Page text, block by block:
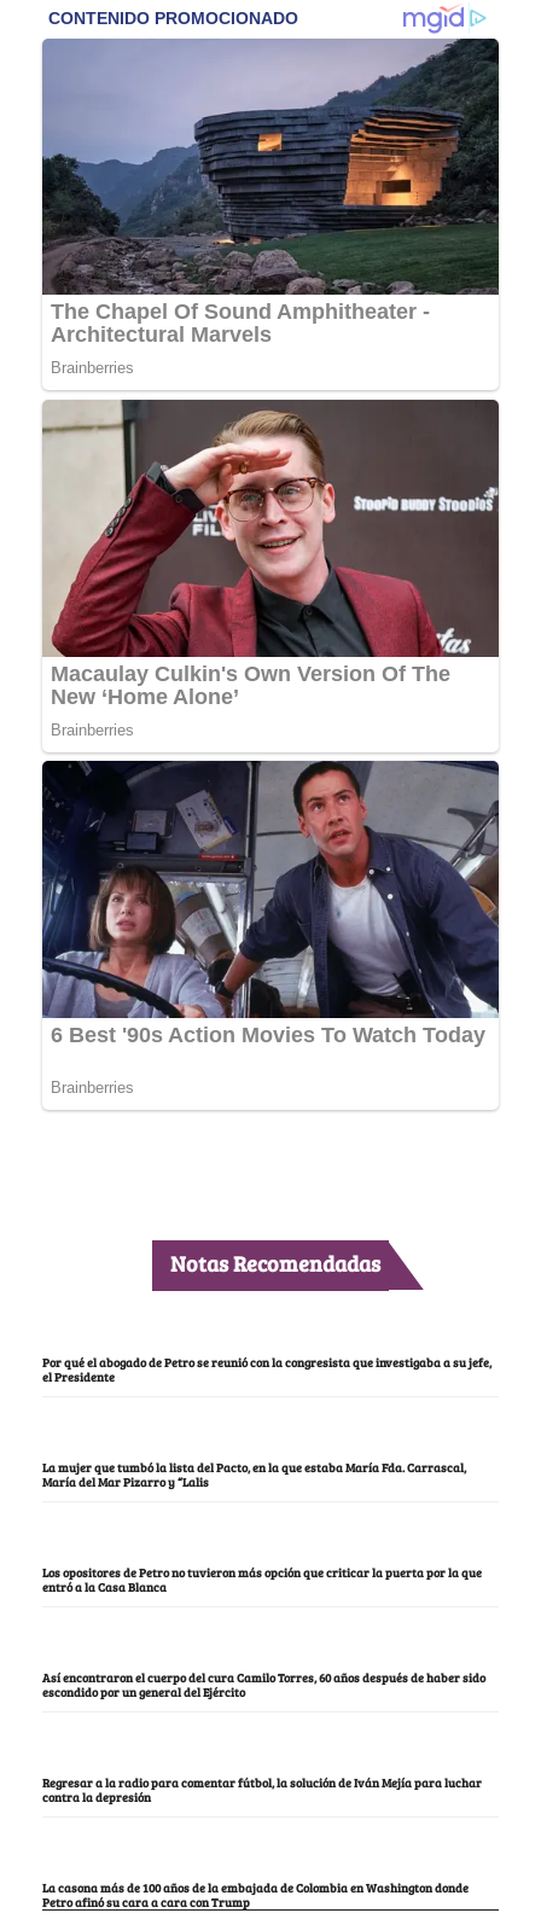
Notas Recomendadas
Por qué el abogado de Petro se reunió con la congresista que investigaba a su jefe,
el Presidente
La mujer que tumbó la lista del Pacto, en la que estaba María Fda. Carrascal,
María del Mar Pizarro y “Lalis
Los opositores de Petro no tuvieron más opción que criticar la puerta por la que
entró a la Casa Blanca
Así encontraron el cuerpo del cura Camilo Torres, 60 años después de haber sido
escondido por un general del Ejército
Regresar a la radio para comentar fútbol, la solución de Iván Mejía para luchar
contra la depresión
La casona más de 100 años de la embajada de Colombia en Washington donde
Petro afinó su cara a cara con Trump